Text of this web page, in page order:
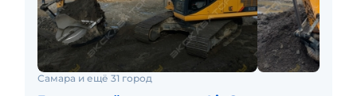
Самара и ещё 31 город